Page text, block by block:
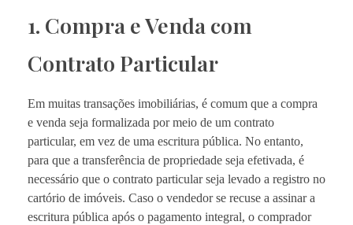
1. Compra e Venda com
Contrato Particular
Em muitas transações imobiliárias, é comum que a compra
e venda seja formalizada por meio de um contrato
particular, em vez de uma escritura pública. No entanto,
para que a transferência de propriedade seja efetivada, é
necessário que o contrato particular seja levado a registro no
cartório de imóveis. Caso o vendedor se recuse a assinar a
escritura pública após o pagamento integral, o comprador